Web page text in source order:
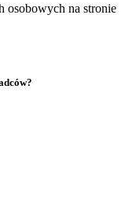
osobowych na stronie